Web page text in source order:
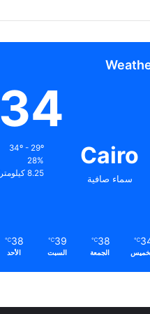
Cairo
سماء صافية
34
28%
8.25 كيلومتر/ساعة
℃
38
℃
الجمعة
39
℃
السبت
38
℃
الأحد